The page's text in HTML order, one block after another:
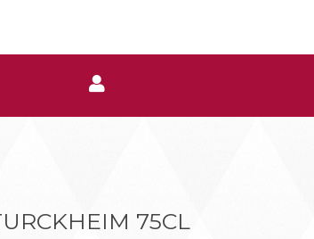
75CL